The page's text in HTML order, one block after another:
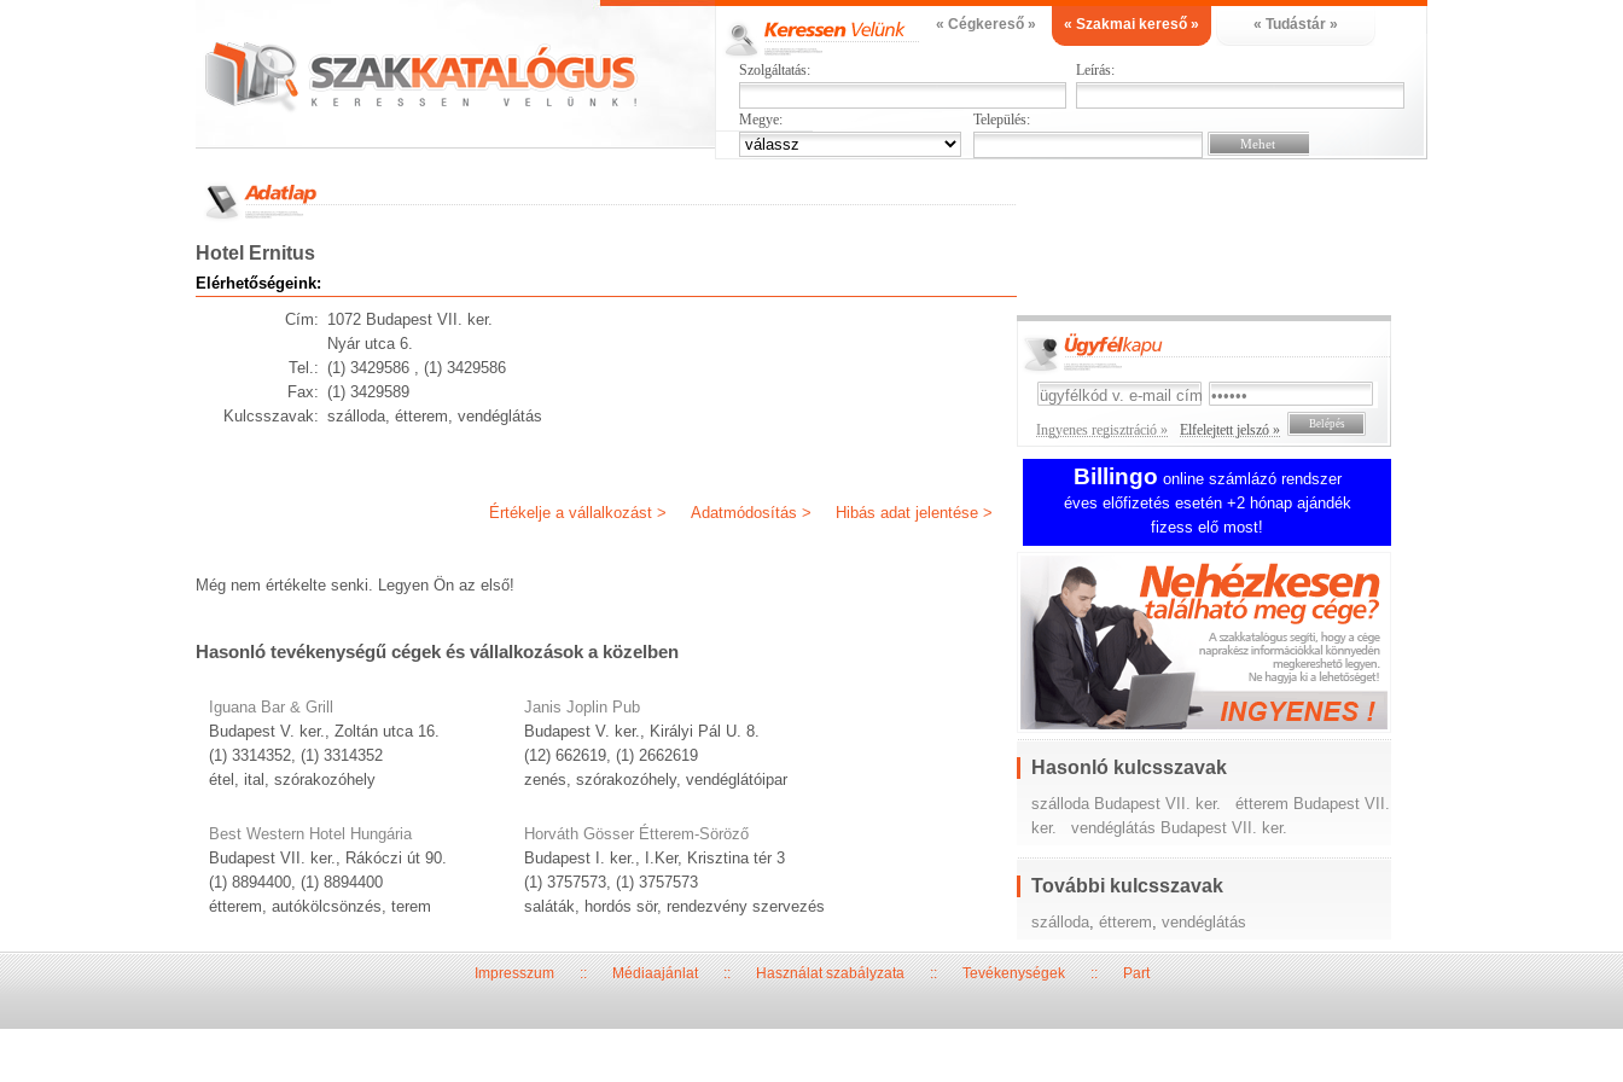
« Cégkereső » « Szakmai kereső » « Tudástár »
Szolgáltatás: Leírás:
Megye: Település:
Hotel Ernitus
Elérhetőségeink:
Cím: 1072 Budapest VII. ker.
Nyár utca 6.
Tel.: (1) 3429586 , (1) 3429586
Fax: (1) 3429589
Kulcsszavak: szálloda, étterem, vendéglátás
Hibás adat jelentése >
Adatmódosítás >
Értékelje a vállalkozást >
Még nem értékelte senki. Legyen Ön az első!
Hasonló tevékenységű cégek és vállalkozások a közelben
Iguana Bar & Grill
Budapest V. ker., Zoltán utca 16.
(1) 3314352, (1) 3314352
étel, ital, szórakozóhely
Best Western Hotel Hungária
Budapest VII. ker., Rákóczi út 90.
(1) 8894400, (1) 8894400
étterem, autókölcsönzés, terem
Janis Joplin Pub
Budapest V. ker., Királyi Pál U. 8.
(12) 662619, (1) 2662619
zenés, szórakozóhely, vendéglátóipar
Horváth Gösser Étterem-Söröző
Budapest I. ker., I.Ker, Krisztina tér 3
(1) 3757573, (1) 3757573
saláták, hordós sör, rendezvény szervezés
Ingyenes regisztráció » Elfelejtett jelszó »
Billingo online számlázó rendszer
éves előfizetés esetén +2 hónap ajándék
fizess elő most!
Hasonló kulcsszavak
szálloda Budapest VII. ker.
étterem Budapest VII.
ker.
vendéglátás Budapest VII. ker.
További kulcsszavak
szálloda,étterem,vendéglátás
Impresszum::Médiaajánlat::Használat szabályzata::Tevékenységek::Part